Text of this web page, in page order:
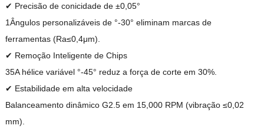
✔ Precisão de conicidade de ±0,05°
1Ângulos personalizáveis ​​de °-30° eliminam marcas de
ferramentas (Ra≤0,4μm).
✔ Remoção Inteligente de Chips
35A hélice variável °-45° reduz a força de corte em 30%.
✔ Estabilidade em alta velocidade
Balanceamento dinâmico G2.5 em 15,000 RPM (vibração ≤0,02
mm).